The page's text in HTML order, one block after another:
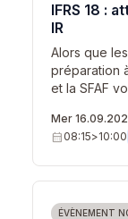
IFRS 18 :
IR
Alors que
préparation
et la SFAF
Mer
calendar_month 08:15>10:00
ÉVÈNEMENT